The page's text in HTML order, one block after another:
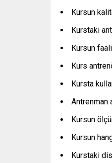
Kursun
Kurstaki
Kursun
Kurs
Kursta
Antrenman
Kursun
Kursun
Kurstaki